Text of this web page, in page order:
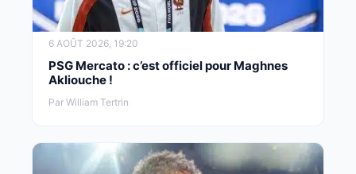
6 AOÛT 2026, 19:20
PSG Mercato : c’est officiel pour Maghnes
Akliouche !
Par William Tertrin